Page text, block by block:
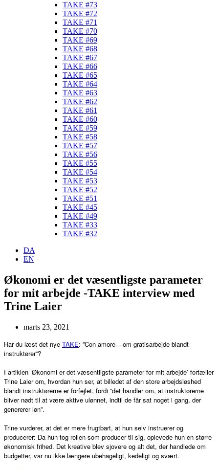
TAKE #73
TAKE #72
TAKE #71
TAKE #70
TAKE #69
TAKE #68
TAKE #67
TAKE #66
TAKE #65
TAKE #64
TAKE #63
TAKE #62
TAKE #61
TAKE #60
TAKE #59
TAKE #58
TAKE #57
TAKE #56
TAKE #55
TAKE #54
TAKE #53
TAKE #52
TAKE #51
TAKE #45
TAKE #49
TAKE #33
TAKE #32
DA
EN
Økonomi er det væsentligste parameter
for mit arbejde -TAKE interview med
Trine Laier
marts 23, 2021
Har du læst det nye TAKE: ”Con amore – om gratisarbejde blandt
instruktører”?
I artiklen ’Økonomi er det væsentligste parameter for mit arbejde’ fortæller
Trine Laier om, hvordan hun ser, at billedet af den store arbejdsløshed
blandt instruktørerne er forfejlet, fordi ”det handler om, at instruktørerne
bliver nødt til at være aktive ulønnet, indtil de får sat noget i gang, der
genererer løn”.
Trine vurderer, at det er mere frugtbart, at hun selv instruerer og
producerer: Da hun tog rollen som producer til sig, oplevede hun en større
økonomisk frihed. Det kreative blev sjovere og alt det, der handlede om
budgetter, var nu ikke længere ubehageligt, kedeligt og svært.